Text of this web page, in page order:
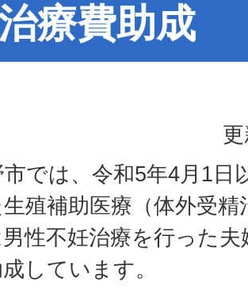
療費助成
では、令和5年4月1日
殖補助医療（体外受
性不妊治療を行った
しています。